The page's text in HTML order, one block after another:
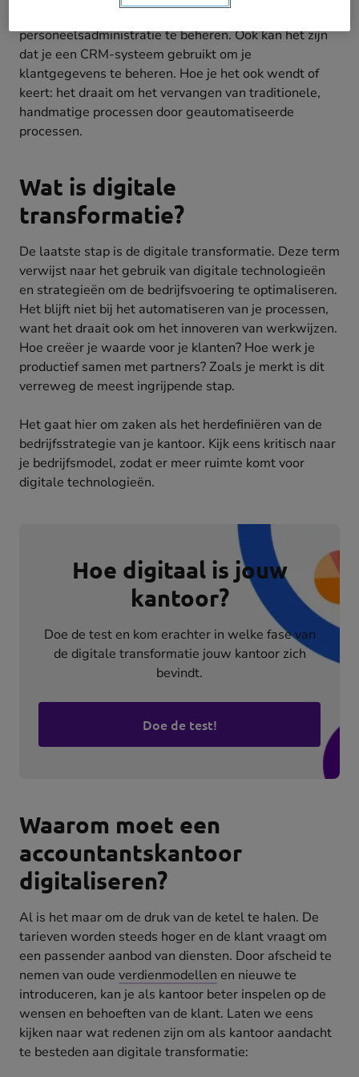
personeelsadministratie te beheren. Ook kan het zijn
dat je een CRM-systeem gebruikt om je
klantgegevens te beheren. Hoe je het ook wendt of
keert: het draait om het vervangen van traditionele,
handmatige processen door geautomatiseerde
processen.
Wat is digitale
transformatie?
De laatste stap is de digitale transformatie. Deze term
verwijst naar het gebruik van digitale technologieën
en strategieën om de bedrijfsvoering te optimaliseren.
Het blijft niet bij het automatiseren van je processen,
want het draait ook om het innoveren van werkwijzen.
Hoe creëer je waarde voor je klanten? Hoe werk je
productief samen met partners? Zoals je merkt is dit
verreweg de meest ingrijpende stap.
Het gaat hier om zaken als het herdefiniëren van de
bedrijfsstrategie van je kantoor. Kijk eens kritisch naar
je bedrijfsmodel, zodat er meer ruimte komt voor
digitale technologieën.
Hoe digitaal is jouw
kantoor?
Doe de test en kom erachter in welke fase van
de digitale transformatie jouw kantoor zich
bevindt.
Doe de test!
(opens
Waarom moet een
accountantskantoor
digitaliseren?
Al is het maar om de druk van de ketel te halen. De
tarieven worden steeds hoger en de klant vraagt om
een passender aanbod van diensten. Door afscheid te
nemen van oude verdienmodellen en nieuwe te
introduceren, kan je als kantoor beter inspelen op de
wensen en behoeften van de klant. Laten we eens
kijken naar wat redenen zijn om als kantoor aandacht
te besteden aan digitale transformatie: